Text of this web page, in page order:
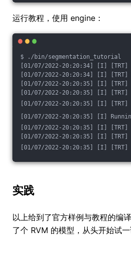
运行教程，使用 engine：
$ ./bin/segmentation_tutorial
[01/07/2022-20:20:34] [I] [TRT]
[01/07/2022-20:20:34] [I] [TRT]
[01/07/2022-20:20:35] [I] [TRT]
[01/07/2022-20:20:35] [I] [TRT]
[01/07/2022-20:20:35] [I] [TRT]
[01/07/2022-20:20:35] [I]
[01/07/2022-20:20:35] [I] [TRT]
[01/07/2022-20:20:35] [I] [TRT]
[01/07/2022-20:20:35] [I] [TRT]
实践
以上给到了官方样例与教程的编
了个 RVM 的模型，从头开始试一